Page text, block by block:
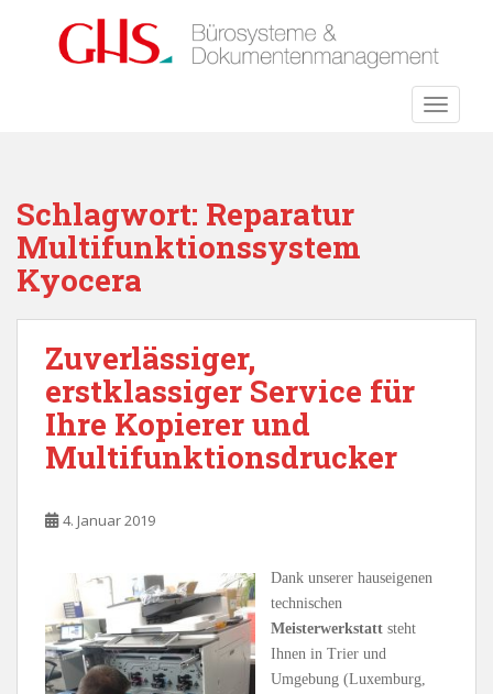
Schlagwort: Reparatur
Multifunktionssystem
Kyocera
Zuverlässiger,
erstklassiger Service für
Ihre Kopierer und
Multifunktionsdrucker
4. Januar 2019
Dank unserer hauseigenen
technischen
Meisterwerkstatt steht
Ihnen in Trier und
Umgebung (Luxemburg,